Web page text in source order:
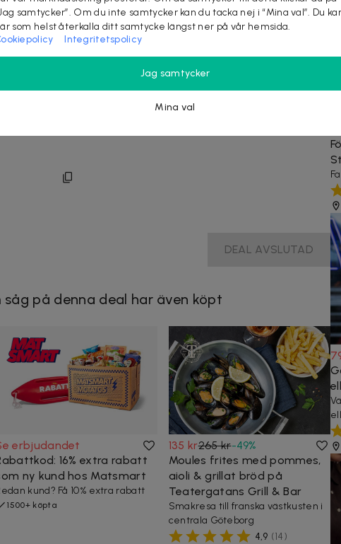
DEAL AVSLUTAD
såg på denna deal har även köpt
erbjudandet
16% extra rabatt
ny kund hos Matsmart
kund? Få 10% extra rabatt
1500+ köpta
135 kr265 kr-49%
Moules frites med pommes,
aioli & grillat bröd på
Teatergatans Grill & Bar
Smakresa till franska västkusten i
centrala Göteborg
4,9 (14)
samtycker”. Om du inte samtycker kan du tacka nej i “Mina val”. Du
som helst återkalla ditt samtycke längst ner på vår hemsida.
Integritetspolicy
Jag samtycker
Mina val